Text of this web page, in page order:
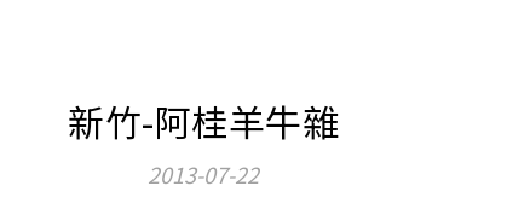
新竹-阿桂羊牛雜
2013-07-22